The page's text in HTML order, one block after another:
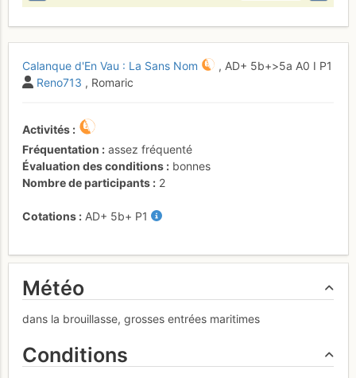
Calanque d'En Vau : La Sans Nom , AD+ 5b+>5a A0 I P1
Reno713 , Romaric
Activités
Fréquentation
assez fréquenté
Évaluation des conditions
bonnes
Nombre de participants
2
Cotations AD+ 5b+ P1
Météo
dans la brouillasse, grosses entrées maritimes
Conditions